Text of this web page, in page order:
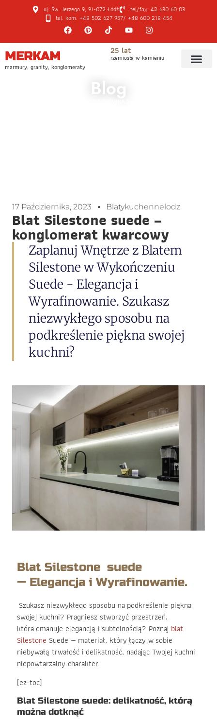
ul. Św. Jerzego 9, 91-072 Łódź
tel/fax. 42 630 60 03
tel. kom. +48 502 627 957/ +48 600 218 454
MERKAM
marmury, granity, konglomeraty
25 lat
rzemiosła w kamieniu
Blog
17 Października, 2023 Blatykuchennelodz
Blat Silestone suede –
konglomerat kwarcowy
Zaplanuj Wnętrze z Blatem
Silestone w Wykończeniu
Suede - Elegancja i
Wyrafinowanie. Szukasz
niezwykłego sposobu na
podkreślenie piękna swojej
kuchni?
Blat Silestone suede
— Elegancja i Wyrafinowanie.
Szukasz niezwykłego sposobu na podkreślenie piękna
swojej kuchni? Pragniesz stworzyć przestrzeń,
która emanuje elegancją i subtelnością? Poznaj blat
Silestone Suede — materiał, który łączy w sobie
niebywałą trwałość i delikatność, nadając Twojej kuchni
niepowtarzalny charakter.
[ez-toc]
Blat Silestone suede: delikatność, którą
można dotknąć